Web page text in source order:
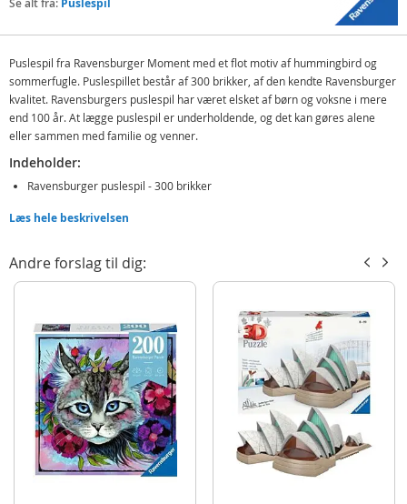
Puslespil fra Ravensburger Moment med et flot motiv af hummingbird og
sommerfugle. Puslespillet består af 300 brikker, af den kendte Ravensburger
kvalitet. Ravensburgers puslespil har været elsket af børn og voksne i mere
end 100 år. At lægge puslespil er underholdende, og det kan gøres alene
eller sammen med familie og venner.
Indeholder:
Ravensburger puslespil - 300 brikker
Detaljer:
Mål færdig: 39 x 27 cm
Produktdetaljer
Model
4005556129690
Mærke Ravensburger
Læs hele beskrivelsen
Andre forslag til dig: